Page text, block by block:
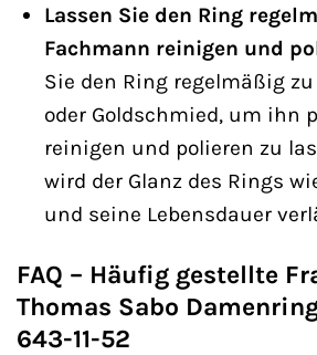
Lassen Sie den Ring
Fachmann reinigen und
Sie den Ring regelmäßig
oder Goldschmied, um ihn
reinigen und polieren zu
wird der Glanz des Rings
und seine Lebensdauer
FAQ – Häufig gestellte
Thomas Sabo
643-11-52